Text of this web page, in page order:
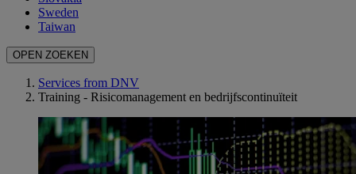
Sweden
Taiwan
OPEN ZOEKEN
Services from DNV
Training - Risicomanagement en bedrijfscontinuïteit